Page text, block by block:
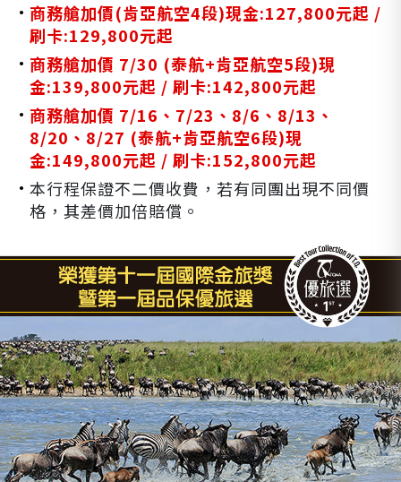
商務艙加價(肯亞航空4段)現金:127,800元起 /
刷卡:129,800元起
商務艙加價 7/30 (泰航+肯亞航空5段)現
金:139,800元起 / 刷卡:142,800元起
商務艙加價 7/16、7/23、8/6、8/13、
8/20、8/27 (泰航+肯亞航空6段)現
金:149,800元起 / 刷卡:152,800元起
本行程保證不二價收費，若有同團出現不同價
格，其差價加倍賠償。